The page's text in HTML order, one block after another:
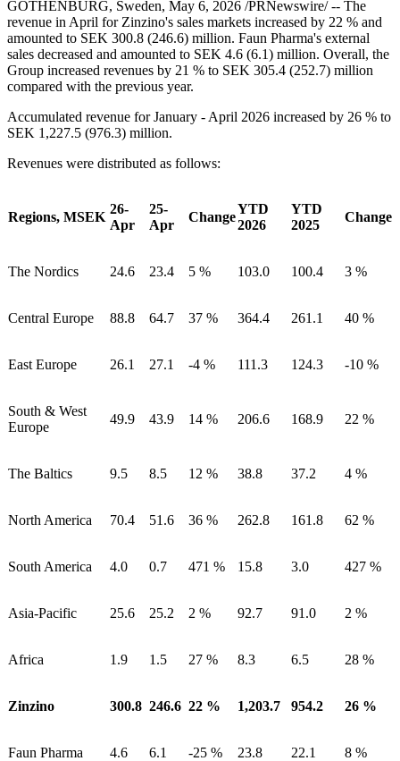
GOTHENBURG, Sweden, May 6, 2026 /PRNewswire/ -- The
revenue in April for Zinzino's sales markets increased by 22 % and
amounted to SEK 300.8 (246.6) million. Faun Pharma's external
sales decreased and amounted to SEK 4.6 (6.1) million. Overall, the
Group increased revenues by 21 % to SEK 305.4 (252.7) million
compared with the previous year.
Accumulated revenue for January - April 2026 increased by 26 % to
SEK 1,227.5 (976.3) million.
Revenues were distributed as follows:
Regions, MSEK
26-
Apr
25-
Apr
Change
YTD
2026
YTD
2025
Change
The Nordics 24.6 23.4 5 % 103.0 100.4 3 %
Central Europe 88.8 64.7 37 % 364.4 261.1 40 %
East Europe 26.1 27.1 -4 % 111.3 124.3 -10 %
South & West
Europe
49.9 43.9 14 % 206.6 168.9 22 %
The Baltics 9.5 8.5 12 % 38.8 37.2 4 %
North America 70.4 51.6 36 % 262.8 161.8 62 %
South America 4.0 0.7 471 % 15.8 3.0 427 %
Asia-Pacific 25.6 25.2 2 % 92.7 91.0 2 %
Africa 1.9 1.5 27 % 8.3 6.5 28 %
Zinzino 300.8 246.6 22 % 1,203.7 954.2 26 %
Faun Pharma 4.6 6.1 -25 % 23.8 22.1 8 %